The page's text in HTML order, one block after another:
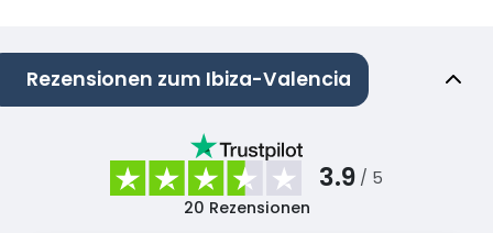
Rezensionen zum Ibiza-Valencia
3.9 / 5
20 Rezensionen